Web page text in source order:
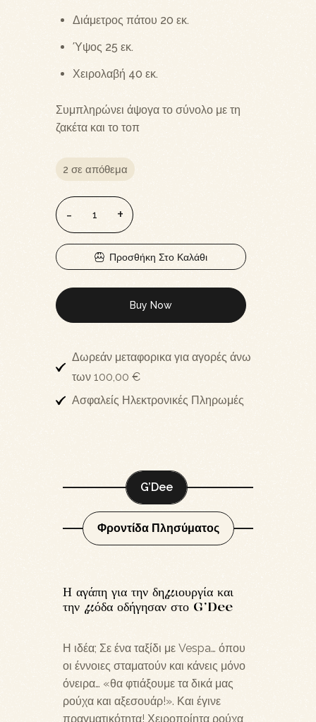
Διάμετρος πάτου 20 εκ.
Ύψος 25 εκ.
Χειρολαβή 40 εκ.
Συμπληρώνει άψογα το σύνολο με τη
ζακέτα και το τοπ
2 σε απόθεμα
Προσθήκη Στο Καλάθι
Buy Now
Δωρεάν μεταφορικα για αγορές άνω
των 100,00 €
Ασφαλείς Ηλεκτρονικές Πληρωμές
G’Dee
Φροντίδα Πλησύματος
Η αγάπη για την δημιουργία και
την μόδα οδήγησαν στο G’Dee
Η ιδέα; Σε ένα ταξίδι με Vespa… όπου
οι έννοιες σταματούν και κάνεις μόνο
όνειρα… «θα φτιάξουμε τα δικά μας
ρούχα και αξεσουάρ!». Και έγινε
πραγματικότητα! Χειροποίητα ρούχα